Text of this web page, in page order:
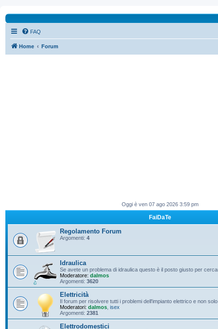
FAQ
Home Forum
Oggi è ven 07 ago 2026 3:59 pm
FaiDaTe
Regolamento Forum
Argomenti: 4
Idraulica
Se avete un problema di idraulica questo è il posto giusto per
Moderatore: dalmos
Argomenti: 3620
Elettricità
Il forum per risolvere tutti i problemi dell'impianto elettrico e non solo
Moderatori: dalmos isex
Argomenti: 2381
Elettrodomestici